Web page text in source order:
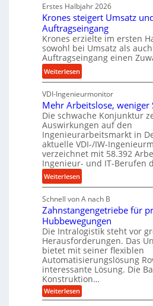
p
r
o
z
e
s
s
e
t
r
i
e
u
n
d
H
y
d
r
a
u
l
i
m
V
e
r
g
l
e
r
ä
z
i
s
e
u
n
d
l
a
n
g
l
e
b
i
g
e
K
u
g
e
l
g
e
w
Erstes Halbjahr 2026
Krones steigert Umsatz
Auftragseingang
Krones erzielte im ersten
sowohl bei Umsatz als
Auftragseingang einen
Weiterlesen:
K
r
o
n
e
s
s
t
e
i
g
r
t
U
m
s
a
t
z
VDI-Ingenieurmonitor
Mehr Arbeitslose, weniger
Die schwache Konjunktur
Auswirkungen auf den
Ingenieurarbeitsmarkt in
aktuelle VDI-/IW-
verzeichnet mit 58.392
Ingenieur- und IT-Berufen
Weiterlesen:
M
e
h
r
A
r
b
e
i
t
s
Schnell von A nach B
Zahnstangengetriebe für
Hubbewegungen
Die Intralogistik steht vor
Herausforderungen. Das
bietet mit seiner flexiblen
Automatisierungslösung
interessante Lösung. Die
Konstruktion…
Weiterlesen:
Z